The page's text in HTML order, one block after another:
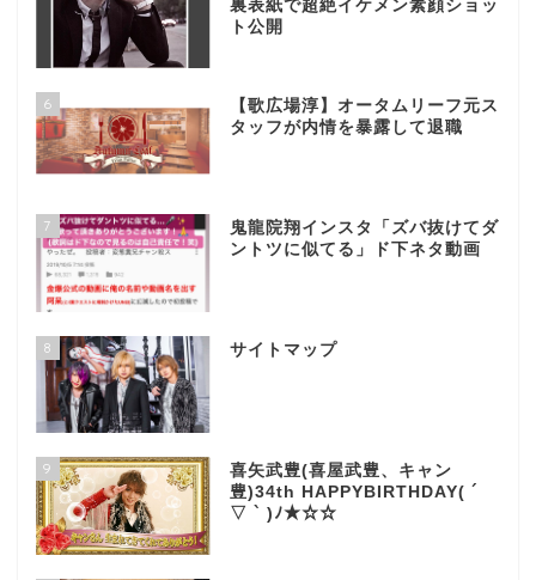
裏表紙で超絶イケメン素顔ショッ
ト公開
6
【歌広場淳】オータムリーフ元ス
タッフが内情を暴露して退職
7
鬼龍院翔インスタ「ズバ抜けてダ
ントツに似てる」ド下ネタ動画
8 サイトマップ
9
喜矢武豊(喜屋武豊、キャン
豊)34th HAPPYBIRTHDAY( ´
▽ ` )ﾉ★☆☆